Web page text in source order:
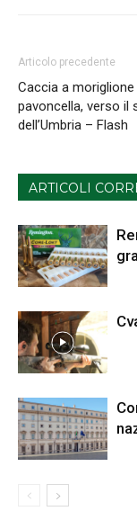
Articolo precedente
Caccia a moriglione
pavoncella, verso il
dell’Umbria – Flash
ARTICOLI